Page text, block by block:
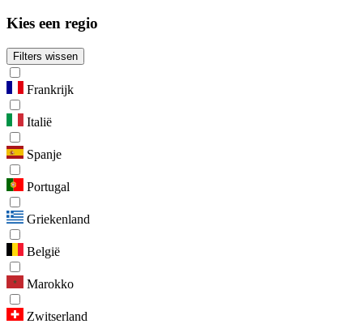
Kies een regio
Filters wissen
Frankrijk
Italië
Spanje
Portugal
Griekenland
België
Marokko
Zwitserland